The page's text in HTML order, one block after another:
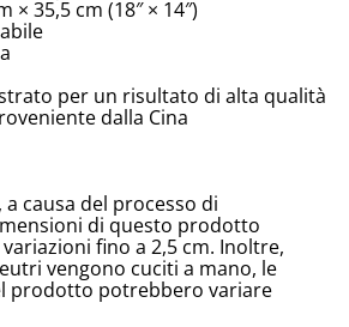
× 35,5 cm (18″ × 14″)
per un risultato di alta qualità
dalla Cina
causa del processo di
di questo prodotto
fino a 2,5 cm. Inoltre,
vengono cuciti a mano, le
prodotto potrebbero variare